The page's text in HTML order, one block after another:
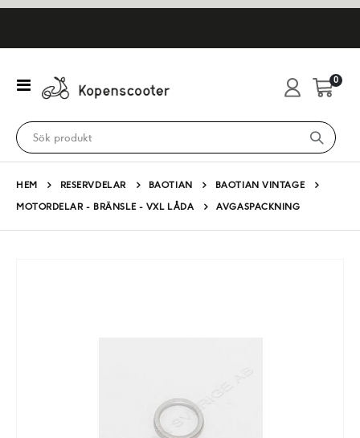
Växla
Nav
Cart
0
HEM RESERVDELAR BAOTIAN
BAOTIAN VINTAGE
MOTORDELAR - BRÄNSLE - VXL LÅDA
AVGASPACKNING